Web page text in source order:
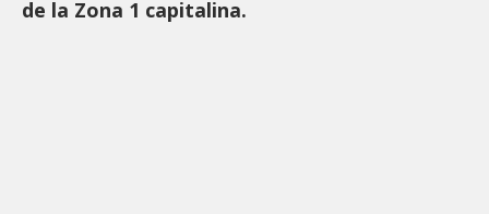
de la Zona 1 capitalina.